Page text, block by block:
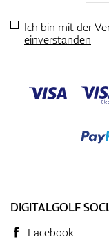
Ich bin mit der
einverstanden
DIGITALGOLF
Facebook